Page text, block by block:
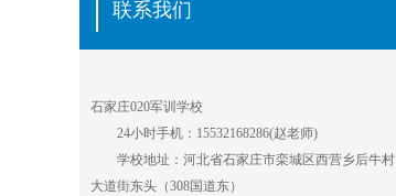
联系我们
石家庄020军训学校
24小时手机：15532168286(赵老师)
学校地址：河北省石家庄市栾城区西营乡后牛村
大道街东头（308国道东）